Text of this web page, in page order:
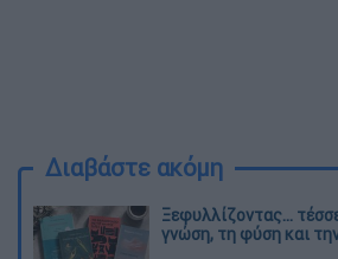
Διαβάστε ακόμη
Ξεφυλλίζοντας...
γνώση, τη φύση και